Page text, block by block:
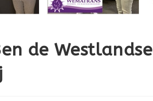
de Westlandse